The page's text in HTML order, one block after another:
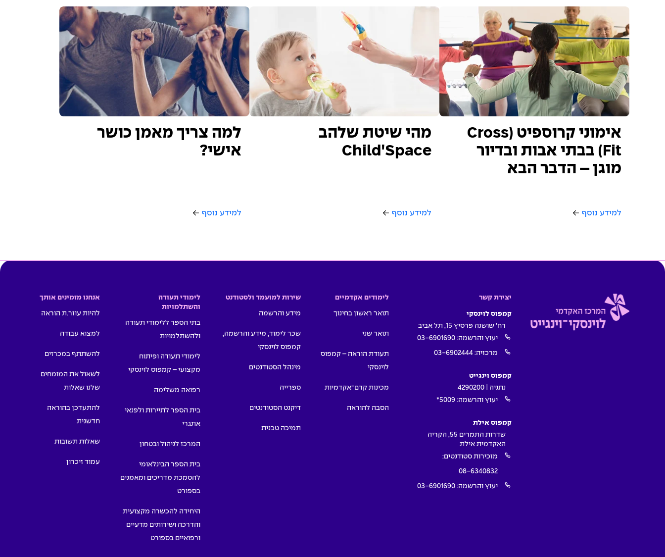
אימוני קרוספיט (Cross
Fit) בבתי אבות ובדיור
מוגן – הדבר הבא
למידע נוסף
מהי שיטת שלהב
Child'Space
למידע נוסף
למה צריך מאמן כושר
אישי?
למידע נוסף
יצירת קשר
קמפוס לוינסקי
רח' שושנה פרסיץ 15, תל אביב
יעוץ והרשמה: 03-6901690
מרכזיה: 03-6902444
קמפוס וינגייט
נתניה | 4290200
יעוץ והרשמה: 5009*
קמפוס אילת
שדרות התמרים 55, הקריה
האקדמית אילת
מזכירות סטודנטים:
08-6340832
יעוץ והרשמה: 03-6901690
לימודים אקדמיים
תואר ראשון בחינוך
תואר שני
תעודת הוראה – קמפוס
לוינסקי
מכינות קדם־אקדמיות
הסבה להוראה
שירות למועמד ולסטודנט
מידע והרשמה
שכר לימוד, מידע והרשמה,
קמפוס לוינסקי
מינהל הסטודנטים
ספרייה
דיקנט הסטודנטים
תמיכה טכנית
לימודי תעודה
והשתלמויות
בתי הספר ללימודי תעודה
ולהשתלמויות
לימודי תעודה ופיתוח
מקצועי – קמפוס לוינסקי
רפואה משלימה
בית הספר לתיירות ולפנאי
אתגרי
המרכז לניהול ובטחון
בית הספר הבינלאומי
להסמכת מדריכים ומאמנים
בספורט
היחידה להכשרה מקצועית
והדרכה ושירותים מדעיים
ורפואיים בספורט
אנחנו מזמינים אותך
להיות עוזר.ת הוראה
למצוא עבודה
להשתתף במכרזים
לשאול את המומחים
שלנו שאלות
להתעדכן בהוראה
חדשנית
שאלות תשובות
עמוד זיכרון